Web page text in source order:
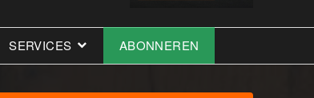
SERVICES ABONNEREN